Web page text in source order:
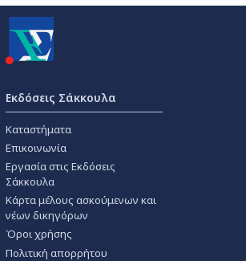
Εκδόσεις Σάκκουλα
Καταστήματα
Επικοινωνία
Εργασία στις Εκδόσεις
Σάκκουλα
Κάρτα μέλους ασκούμενων και
νέων δικηγόρων
Όροι χρήσης
Πολιτική απορρήτου